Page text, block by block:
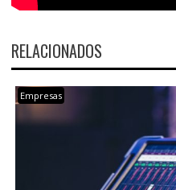
RELACIONADOS
Empresas